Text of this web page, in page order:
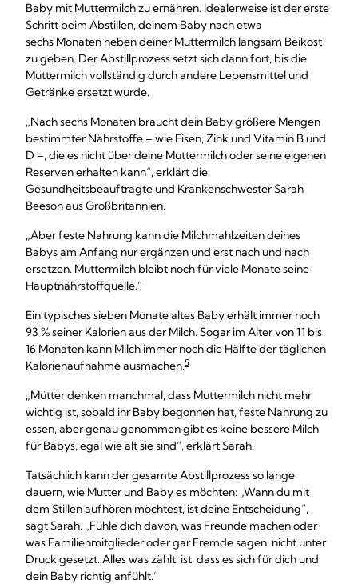
Baby mit Muttermilch zu ernähren. Idealerweise ist der erste
Schritt beim Abstillen, deinem Baby nach etwa
sechs Monaten neben deiner Muttermilch langsam Beikost
zu geben. Der Abstillprozess setzt sich dann fort, bis die
Muttermilch vollständig durch andere Lebensmittel und
Getränke ersetzt wurde.
„Nach sechs Monaten braucht dein Baby größere Mengen
bestimmter Nährstoffe – wie Eisen, Zink und Vitamin B und
D –, die es nicht über deine Muttermilch oder seine eigenen
Reserven erhalten kann“, erklärt die
Gesundheitsbeauftragte und Krankenschwester Sarah
Beeson aus Großbritannien.
„Aber feste Nahrung kann die Milchmahlzeiten deines
Babys am Anfang nur ergänzen und erst nach und nach
ersetzen. Muttermilch bleibt noch für viele Monate seine
Hauptnährstoffquelle.“
Ein typisches sieben Monate altes Baby erhält immer noch
93 % seiner Kalorien aus der Milch. Sogar im Alter von 11 bis
16 Monaten kann Milch immer noch die Hälfte der täglichen
Kalorienaufnahme ausmachen.5
„Mütter denken manchmal, dass Muttermilch nicht mehr
wichtig ist, sobald ihr Baby begonnen hat, feste Nahrung zu
essen, aber genau genommen gibt es keine bessere Milch
für Babys, egal wie alt sie sind“, erklärt Sarah.
Tatsächlich kann der gesamte Abstillprozess so lange
dauern, wie Mutter und Baby es möchten: „Wann du mit
dem Stillen aufhören möchtest, ist deine Entscheidung“,
sagt Sarah. „Fühle dich davon, was Freunde machen oder
was Familienmitglieder oder gar Fremde sagen, nicht unter
Druck gesetzt. Alles was zählt, ist, dass es sich für dich und
dein Baby richtig anfühlt.“